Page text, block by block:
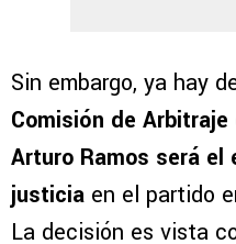
Sin embargo, ya hay
Comisión de
Arturo Ramos será
justicia en el partido
La decisión es vista